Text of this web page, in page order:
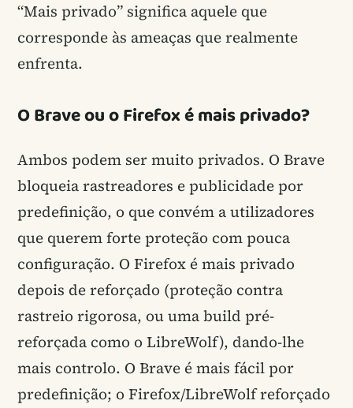
“Mais privado” significa aquele que
corresponde às ameaças que realmente
enfrenta.
O Brave ou o Firefox é mais privado?
Ambos podem ser muito privados. O Brave
bloqueia rastreadores e publicidade por
predefinição, o que convém a utilizadores
que querem forte proteção com pouca
configuração. O Firefox é mais privado
depois de reforçado (proteção contra
rastreio rigorosa, ou uma build pré-
reforçada como o LibreWolf), dando-lhe
mais controlo. O Brave é mais fácil por
predefinição; o Firefox/LibreWolf reforçado